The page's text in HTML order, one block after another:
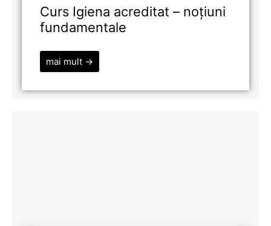
Curs Igiena acreditat – noțiuni
fundamentale
mai mult →